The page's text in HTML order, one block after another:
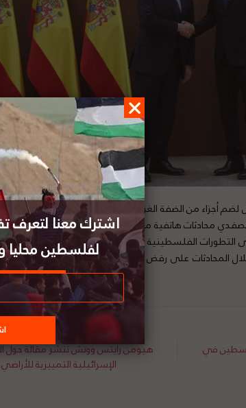
خطط إسرائيل لضم أجزاء من الضفة الغربية، واصفة الخطوة بأنها
محادثات هاتفية مع نظيره الإسباني أرانشا غونزاليس،
التطورات الفلسطينية والتأثير الاقتصادي والإجتماعي
خلال المحادثات على رفض أي تحرك إسرائيلي لضم أي أرض
هيومن رايتس ووتش تنشر مقالة حول
الإسرائيلية التمييزية للأراضي
في
اشترك معنا لتعرف
لفلسطين